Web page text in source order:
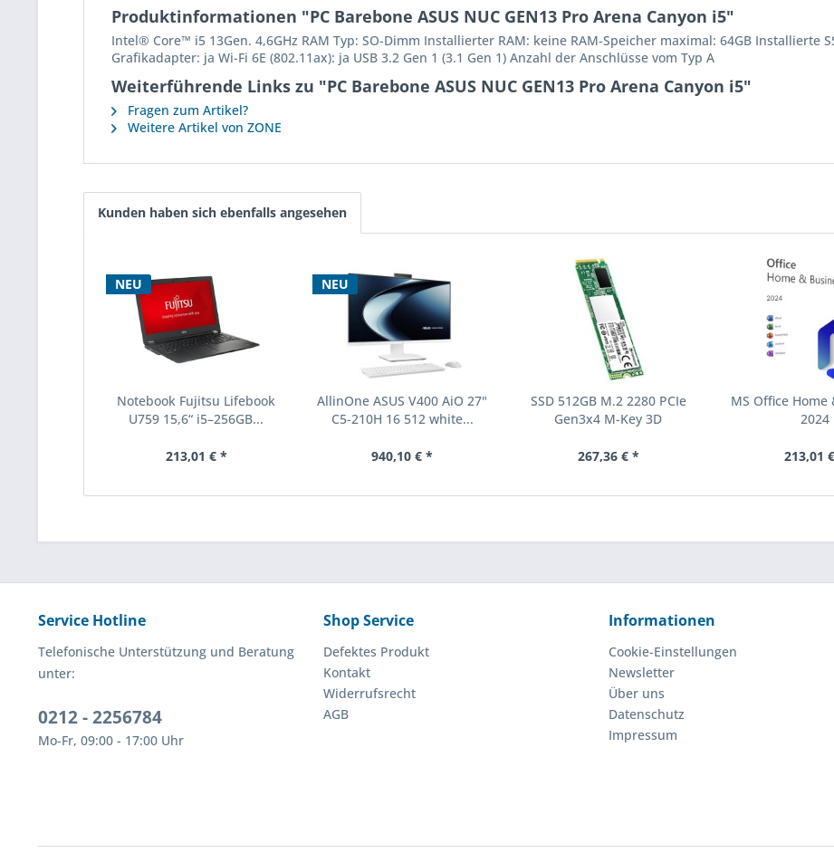
Produktinformationen "PC Barebone ASUS NUC GEN13 Pro Arena Canyon i5"
Intel® Core™ i5 13Gen. 4,6GHz RAM Typ: SO-Dimm Installierter RAM: keine RAM-Speicher maximal: 64GB Installierte
Grafikadapter: ja Wi-Fi 6E (802.11ax): ja USB 3.2 Gen 1 (3.1 Gen 1) Anzahl der Anschlüsse vom Typ A
Weiterführende Links zu "PC Barebone ASUS NUC GEN13 Pro Arena Canyon i5"
Fragen zum Artikel?
Weitere Artikel von ZONE
Kunden haben sich ebenfalls angesehen
NEU
Notebook Fujitsu Lifebook
U759 15,6“ i5–256GB...
213,01 € *
NEU
AllinOne ASUS V400 AiO 27"
C5-210H 16 512 white...
940,10 € *
SSD 512GB M.2 2280 PCIe
Gen3x4 M-Key 3D
267,36 € *
MS Office Home
2024
213,01
Service Hotline
Telefonische Unterstützung und Beratung
unter:
0212 - 2256784
Mo-Fr, 09:00 - 17:00 Uhr
Shop Service
Defektes Produkt
Kontakt
Widerrufsrecht
AGB
Informationen
Cookie-Einstellungen
Newsletter
Über uns
Datenschutz
Impressum